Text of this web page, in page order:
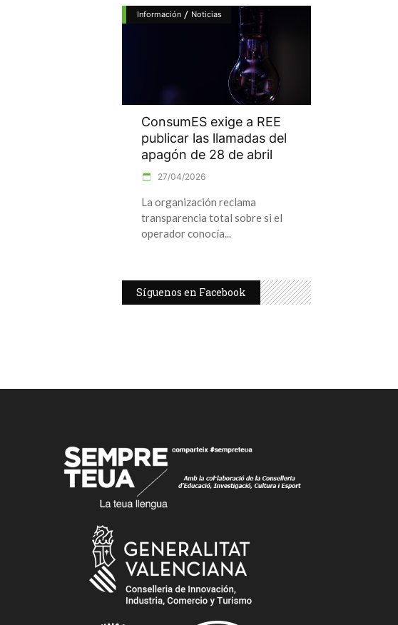
Información / Noticias
ConsumES exige a REE
publicar las llamadas del
apagón de 28 de abril
27/04/2026
La organización reclama
transparencia total sobre si el
operador conocía
Síguenos en Facebook